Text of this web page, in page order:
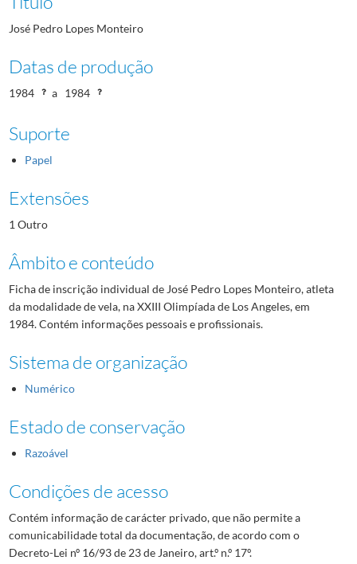
José Pedro Lopes Monteiro
Datas de produção
1984 a 1984
Suporte
Papel
Extensões
1 Outro
Âmbito e conteúdo
Ficha de inscrição individual de José Pedro Lopes Monteiro, atleta
da modalidade de vela, na XXIII Olimpíada de Los Angeles, em
1984. Contém informações pessoais e profissionais.
Sistema de organização
Numérico
Estado de conservação
Razoável
Condições de acesso
Contém informação de carácter privado, que não permite a
comunicabilidade total da documentação, de acordo com o
Decreto-Lei nº 16/93 de 23 de Janeiro, art.º n.º 17º.